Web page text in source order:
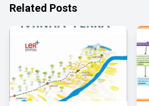
Related Posts